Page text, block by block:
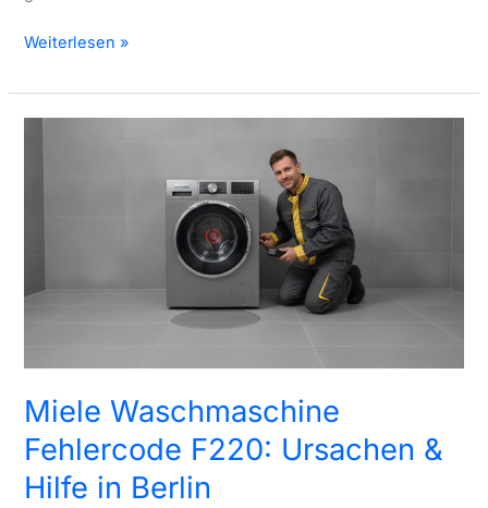
Siemens
Reparatur
Berlin:
Weiterlesen »
Miele Waschmaschine
Fehlercode F220: Ursachen &
Hilfe in Berlin